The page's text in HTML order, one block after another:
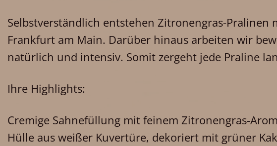
Selbstverständlich entstehen Zitronengras-
Frankfurt am Main. Darüber hinaus arbeiten wir
natürlich und intensiv. Somit zergeht jede Praline
Ihre Highlights:
Cremige Sahnefüllung mit feinem Zitronengras-
Hülle aus weißer Kuvertüre, dekoriert mit grüner